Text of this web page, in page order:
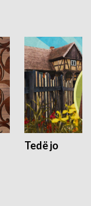
Tedë jo